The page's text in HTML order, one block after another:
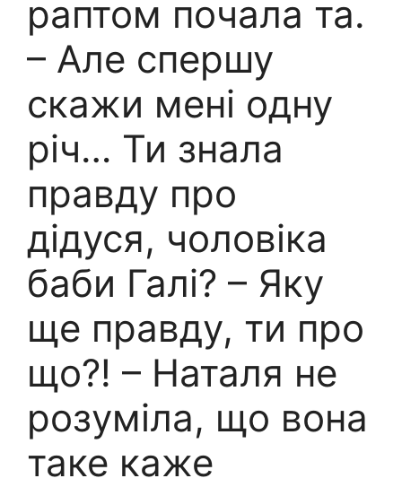
раптом почала та.
– Але спершу
скажи мені одну
річ… Ти знала
правду про
дідуся, чоловіка
баби Галі? – Яку
ще правду, ти про
що?! – Наталя не
розуміла, що вона
таке каже